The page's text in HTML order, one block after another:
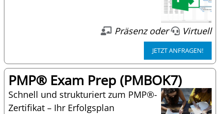
Präsenz oder Virtuell
JETZT ANFRAGEN!
PMP® Exam Prep (PMBOK7)
Schnell und strukturiert zum PMP®-
Zertifikat – Ihr Erfolgsplan